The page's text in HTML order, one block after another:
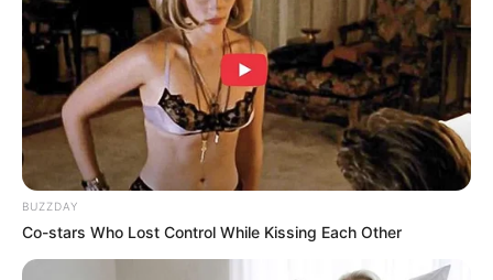
Bikin Ngakak, 10 Potret
Cosplay Murah Pakai Bahan
Seadanya
BUZZDAY
Co-stars Who Lost Control While Kissing Each Other